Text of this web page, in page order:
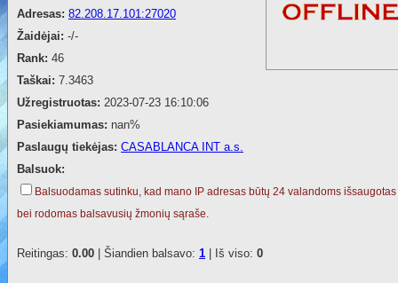
Adresas: 82.208.17.101:27020
Žaidėjai: -/-
Rank: 46
Taškai: 7.3463
Užregistruotas: 2023-07-23 16:10:06
Pasiekiamumas: nan%
Paslaugų tiekėjas: CASABLANCA INT a.s.
Balsuok:
Balsuodamas sutinku, kad mano IP adresas būtų 24 valandoms išsaugotas
bei rodomas balsavusių žmonių sąraše.
Reitingas: 0.00 | Šiandien balsavo: 1 | Iš viso: 0